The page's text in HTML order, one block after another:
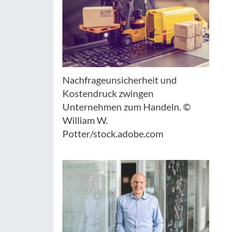
Nachfrageunsicherheit und
Kostendruck zwingen
Unternehmen zum Handeln. ©
William W.
Potter/stock.adobe.com